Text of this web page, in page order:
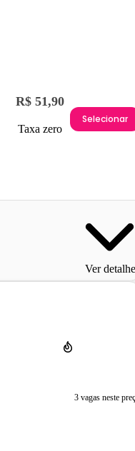
R$ 51,90
Taxa zero
Selecionar
Ver
3 vagas neste